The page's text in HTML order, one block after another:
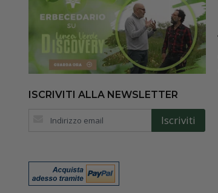
ISCRIVITI ALLA NEWSLETTER
Iscriviti